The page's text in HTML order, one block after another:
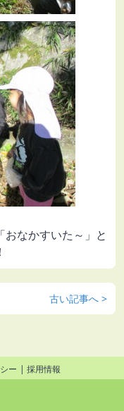
なかすいた～」と
古い記事へ >
ー 採用情報